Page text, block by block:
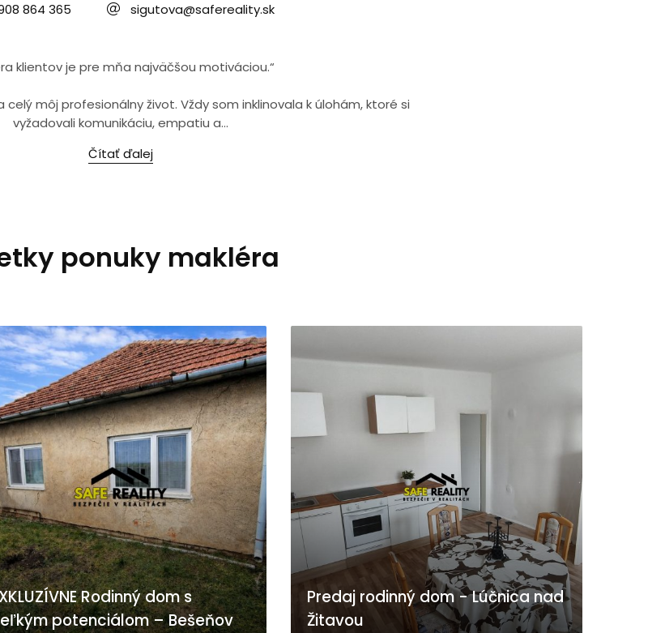
864 365 sigutova@safereality.sk
klientov je pre mňa najväčšou motiváciou.“
môj profesionálny život. Vždy som inklinovala k úlohám, ktoré si
vyžadovali komunikáciu, empatiu a...
Čítať ďalej
ponuky makléra
Rodinný dom s
potenciálom – Bešeňov
Predaj rodinný dom - Lúčnica nad
Žitavou